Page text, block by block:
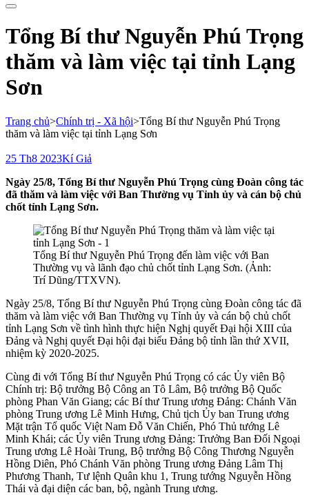
cho:
Tổng Bí thư Nguyễn Phú Trọng
thăm và làm việc tại tỉnh Lạng
Sơn
Trang chủ>Chính trị - Xã hội>Tổng Bí thư Nguyễn Phú Trọng
thăm và làm việc tại tỉnh Lạng Sơn
25 Th8 2023Kí Giả
Ngày 25/8, Tổng Bí thư Nguyễn Phú Trọng cùng Đoàn công tác
đã thăm và làm việc với Ban Thường vụ Tỉnh ủy và cán bộ chủ
chốt tỉnh Lạng Sơn.
Tổng Bí thư Nguyễn Phú Trọng đến làm việc với Ban
Thường vụ và lãnh đạo chủ chốt tỉnh Lạng Sơn. (Ảnh:
Trí Dũng/TTXVN).
Ngày 25/8, Tổng Bí thư Nguyễn Phú Trọng cùng Đoàn công tác đã
thăm và làm việc với Ban Thường vụ Tỉnh ủy và cán bộ chủ chốt
tỉnh Lạng Sơn về tình hình thực hiện Nghị quyết Đại hội XIII của
Đảng và Nghị quyết Đại hội đại biểu Đảng bộ tỉnh lần thứ XVII,
nhiệm kỳ 2020-2025.
Cùng đi với Tổng Bí thư Nguyễn Phú Trọng có các Ủy viên Bộ
Chính trị: Bộ trưởng Bộ Công an Tô Lâm, Bộ trưởng Bộ Quốc
phòng Phan Văn Giang; các Bí thư Trung ương Đảng: Chánh Văn
phòng Trung ương Lê Minh Hưng, Chủ tịch Ủy ban Trung ương
Mặt trận Tổ quốc Việt Nam Đỗ Văn Chiến, Phó Thủ tướng Lê
Minh Khái; các Ủy viên Trung ương Đảng: Trưởng Ban Đối Ngoại
Trung ương Lê Hoài Trung, Bộ trưởng Bộ Công Thương Nguyễn
Hồng Diên, Phó Chánh Văn phòng Trung ương Đảng Lâm Thị
Phương Thanh, Tư lệnh Quân khu 1, Trung tướng Nguyễn Hồng
Thái và đại diện các ban, bộ, ngành Trung ương.